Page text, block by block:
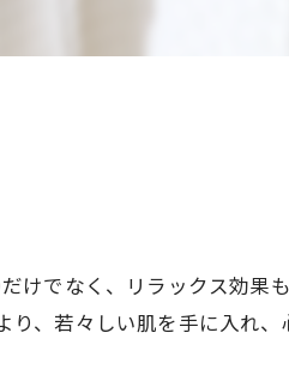
けでなく、リラックス効果
、若々しい肌を手に入れ、